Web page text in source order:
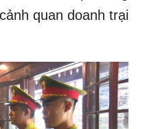
quan doanh trại